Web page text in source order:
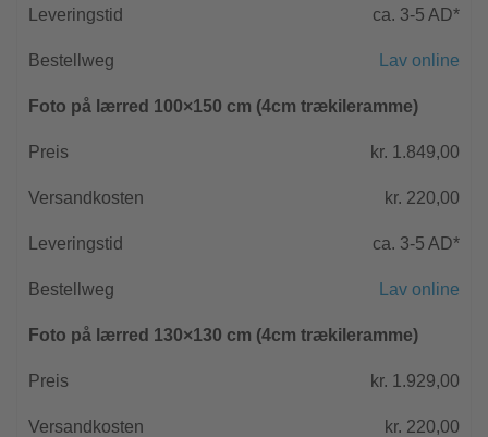
ca. 3-5 AD*
Lav online
Foto på lærred 100×150 cm (4cm trækileramme)
kr. 1.849,00
kr. 220,00
ca. 3-5 AD*
Lav online
Foto på lærred 130×130 cm (4cm trækileramme)
kr. 1.929,00
kr. 220,00